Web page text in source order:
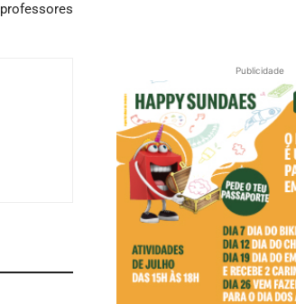
professores
Publicidade